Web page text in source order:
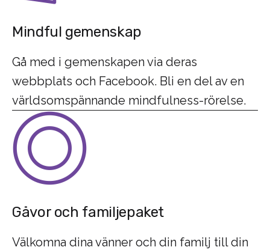
Mindful gemenskap
Gå med i gemenskapen via deras
webbplats och Facebook. Bli en del av en
världsomspännande mindfulness-rörelse.
Gåvor och familjepaket
Välkomna dina vänner och din familj till din